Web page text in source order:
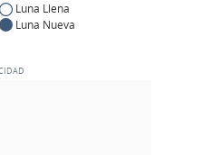
Luna Llena
Luna Nueva